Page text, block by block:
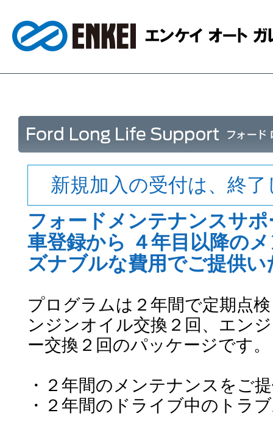
新規加入の受付は、終
フォードメンテナンスサ
車登録から ４年目以降の
ズナブルな費用でご提供
プログラムは２年間で定期点
ンジンオイル交換２回、エン
ー交換２回のパッケージです。
・２年間のメンテナンスをご
・２年間のドライブ中のトラ